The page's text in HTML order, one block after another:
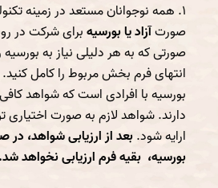
۱. همه نوجوانان مستعد در زمینه
صورتآزاد یا بورسیهبرای شرکت در
صورتی که به هر دلیلی نیاز به
انتهای فرم بخش مربوط را کامل
بورسیه با افرادی است که شواهد
دارند. شواهد لازم به صورت
ارایه شود.بعد از ارزیابی شواهد،
بورسیه، بقیه فرم ارزیابی نخواهد شد.